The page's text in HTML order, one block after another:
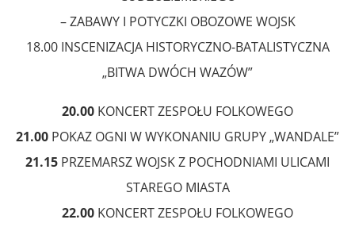
– ZABAWY I POTYCZKI OBOZOWE WOJSK
18.00 INSCENIZACJA HISTORYCZNO-BATALISTYCZNA
„BITWA DWÓCH WAZÓW”
20.00 KONCERT ZESPOŁU FOLKOWEGO
21.00 POKAZ OGNI W WYKONANIU GRUPY „WANDALE”
21.15 PRZEMARSZ WOJSK Z POCHODNIAMI ULICAMI
STAREGO MIASTA
22.00 KONCERT ZESPOŁU FOLKOWEGO